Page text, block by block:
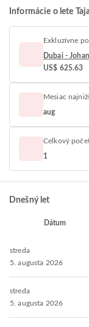
Informácie o lete
Exkluzívne
Dubai -
US$ 625.63
Mesiac
aug
Celkový
1
Dnešný let
Dátum
streda
5. augusta 2026
streda
5. augusta 2026